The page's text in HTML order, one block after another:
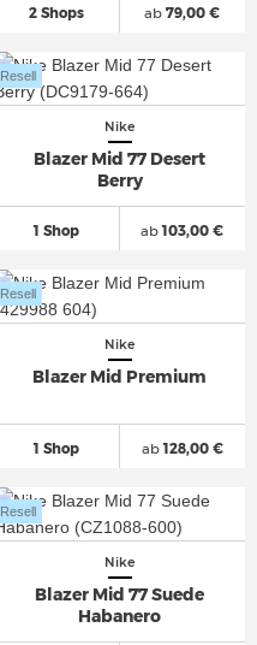
2 Shops ab 79,00 €
Nike
Blazer Mid 77 Desert
Berry
1 Shop
Resell
ab103,00 €
Nike
Blazer Mid Premium
1 Shop
Resell
ab128,00 €
Nike
Blazer Mid 77 Suede
Habanero
Resell